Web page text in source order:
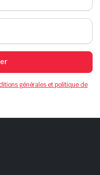
générales et politique de